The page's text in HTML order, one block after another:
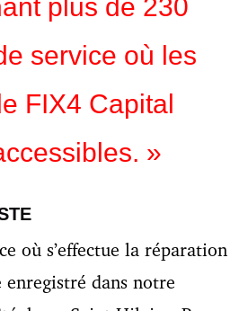
plus de 230
service où les
FIX4 Capital
»
où s’effectue la réparation
dans notre